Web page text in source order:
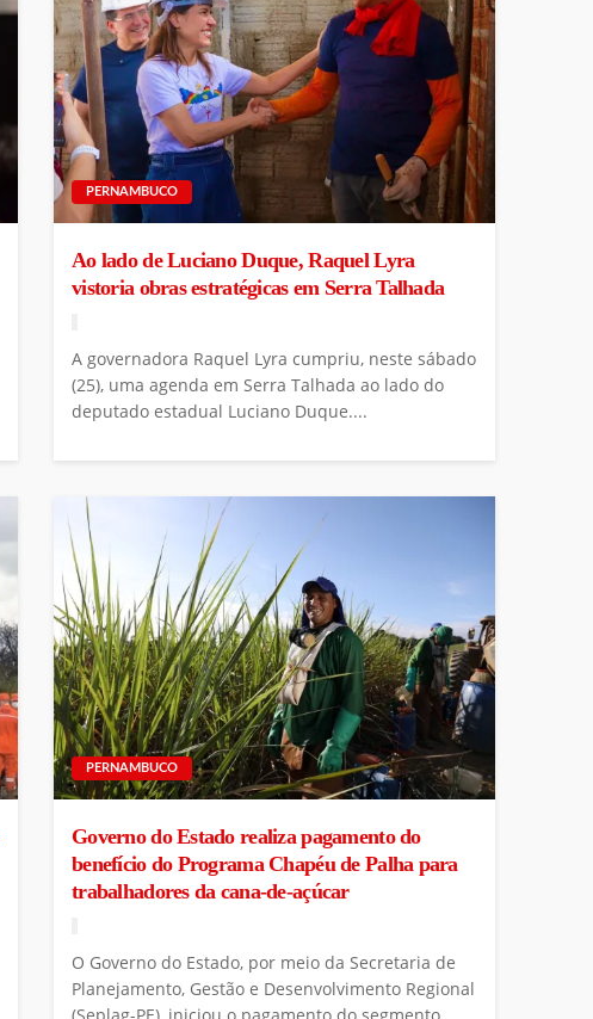
PERNAMBUCO
Ao lado de Luciano Duque, Raquel Lyra
vistoria obras estratégicas em Serra Talhada
A governadora Raquel Lyra cumpriu, neste sábado
(25), uma agenda em Serra Talhada ao lado do
deputado estadual Luciano Duque....
PERNAMBUCO
Governo do Estado realiza pagamento do
benefício do Programa Chapéu de Palha para
trabalhadores da cana-de-açúcar
O Governo do Estado, por meio da Secretaria de
Planejamento, Gestão e Desenvolvimento Regional